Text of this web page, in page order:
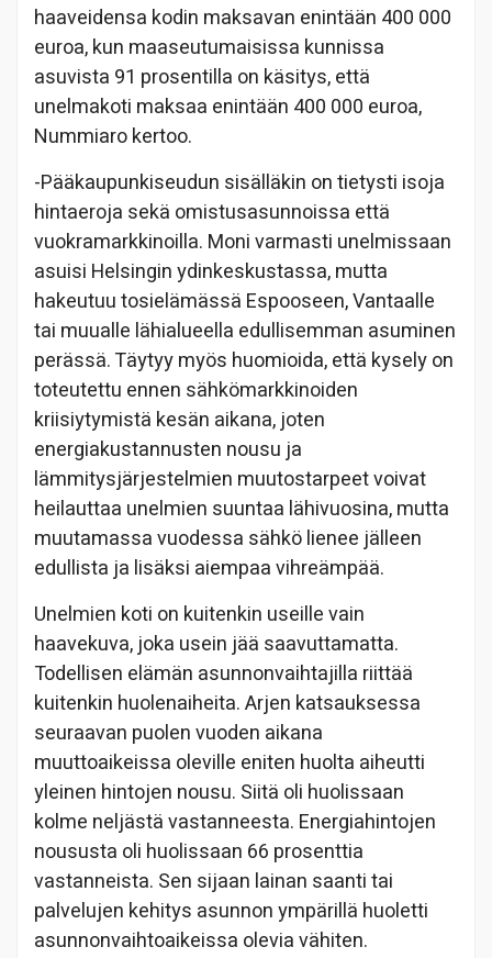
haaveidensa kodin maksavan enintään 400 000
euroa, kun maaseutumaisissa kunnissa
asuvista 91 prosentilla on käsitys, että
unelmakoti maksaa enintään 400 000 euroa,
Nummiaro kertoo.
-Pääkaupunkiseudun sisälläkin on tietysti isoja
hintaeroja sekä omistusasunnoissa että
vuokramarkkinoilla. Moni varmasti unelmissaan
asuisi Helsingin ydinkeskustassa, mutta
hakeutuu tosielämässä Espooseen, Vantaalle
tai muualle lähialueella edullisemman asuminen
perässä. Täytyy myös huomioida, että kysely on
toteutettu ennen sähkömarkkinoiden
kriisiytymistä kesän aikana, joten
energiakustannusten nousu ja
lämmitysjärjestelmien muutostarpeet voivat
heilauttaa unelmien suuntaa lähivuosina, mutta
muutamassa vuodessa sähkö lienee jälleen
edullista ja lisäksi aiempaa vihreämpää.
Unelmien koti on kuitenkin useille vain
haavekuva, joka usein jää saavuttamatta.
Todellisen elämän asunnonvaihtajilla riittää
kuitenkin huolenaiheita. Arjen katsauksessa
seuraavan puolen vuoden aikana
muuttoaikeissa oleville eniten huolta aiheutti
yleinen hintojen nousu. Siitä oli huolissaan
kolme neljästä vastanneesta. Energiahintojen
noususta oli huolissaan 66 prosenttia
vastanneista. Sen sijaan lainan saanti tai
palvelujen kehitys asunnon ympärillä huoletti
asunnonvaihtoaikeissa olevia vähiten.